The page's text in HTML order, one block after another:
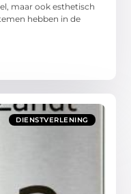
maar ook esthetisch
hebben in de
DIENSTVERLENING